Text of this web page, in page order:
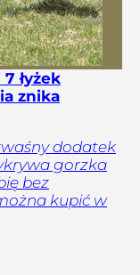
łyżek
znika
dodatek
gorzka
bez
kupić w